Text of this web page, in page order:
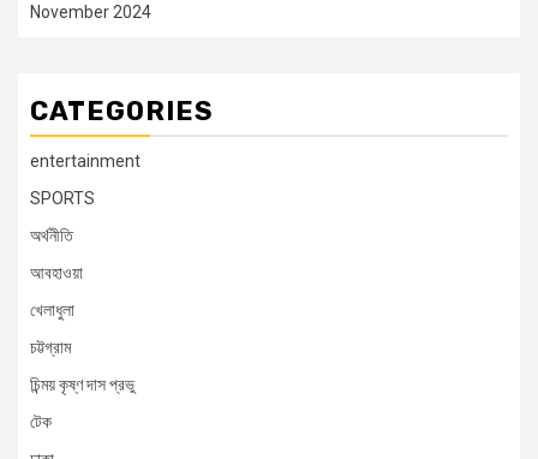
November 2024
CATEGORIES
entertainment
SPORTS
অর্থনীতি
আবহাওয়া
খেলাধুলা
চট্টগ্রাম
চিন্ময় কৃষ্ণ দাস প্রভু
টেক